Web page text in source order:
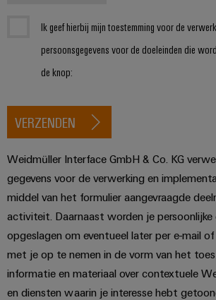
Ik geef hierbij mijn toestemming voor de
persoonsgegevens voor de doeleinden die
de knop:
VERZENDEN
Weidmüller Interface GmbH & Co. KG
gegevens voor de verwerking en
middel van het formulier aangevraagde
activiteit. Daarnaast worden je persoonlijke
opgeslagen om eventueel later per e-mail
met je op te nemen in de vorm van het
informatie en materiaal over contextuele
en diensten waarin je interesse hebt